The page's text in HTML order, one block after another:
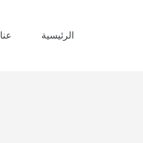
الرئيسية عنا